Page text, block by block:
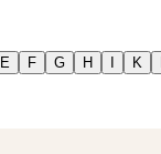
E F G H K